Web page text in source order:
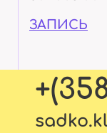
ЗАПИСЬ